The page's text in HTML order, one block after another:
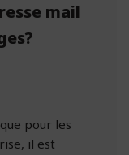
mail
pour les
il est